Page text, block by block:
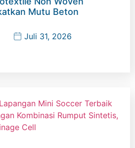
Mutu Beton
Juli 31, 2026